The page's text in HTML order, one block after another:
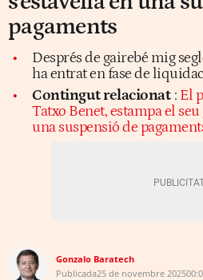
pagaments
Després de gairebé mig
ha entrat en fase de
Contingut relacionat : El
Tatxo Benet, estampa el
una suspensió de
Gonzalo Baratech
Publicada25 de novembre 2025